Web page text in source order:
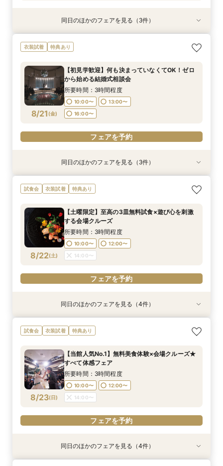
8/20(木)
【30名様以下のシンプルW】和洋3挙式場×少人
数専用ホール見学
10:00〜
13:00〜
16:00〜
フェアを予約
8/20(木)
結婚式をもっと気軽＆自由に☆会費制パーティー
相談会☆
10:00〜
13:00〜
16:00〜
フェアを予約
特典あり
8/20(木)
【初見学歓迎】何も決まっていなくてOK！ゼロ
から始める結婚式相談会
10:00〜
13:00〜
16:00〜
フェアを予約
同日のほかのフェアを見る（3件）
衣装試着 特典あり
8/21 (金)
【初見学歓迎】何も決まっていなくてOK！ゼロ
から始める結婚式相談会
所要時間：3時間程度
10:00〜
13:00〜
16:00〜
フェアを予約
8/21(金)
【30名様以下のシンプルW】和洋3挙式場×少人
数専用ホール見学
10:00〜
13:00〜
16:00〜
フェアを予約
8/21(金)
【自宅＆スマホでＯＫ】オンライン相談会★まず
は気軽に♪
11:00〜
14:00〜
18:00〜
フェアを予約
8/21(金)
結婚式をもっと気軽＆自由に☆会費制パーティー
相談会☆
10:00〜
13:00〜
16:00〜
フェアを予約
同日のほかのフェアを見る（3件）
試食会 衣装試着 特典あり
8/22(土)
【土曜限定】至高の3皿無料試食×遊び心を刺激
する会場クルーズ
所要時間：3時間程度
10:00〜
12:00〜
14:00〜
フェアを予約
8/22(土)
【30名様以下のシンプルW】和洋3挙式場×少人
数専用ホール見学
10:00〜
13:00〜
16:00〜
フェアを予約
8/22(土)
【自宅＆スマホでＯＫ】オンライン相談会★まず
は気軽に♪
11:00〜
14:00〜
18:00〜
フェアを予約
8/22(土)
結婚式をもっと気軽＆自由に☆会費制パーティー
相談会☆
10:00〜
13:00〜
16:00〜
フェアを予約
特典あり
8/22(土)
【初見学歓迎】何も決まっていなくてOK！ゼロ
から始める結婚式相談会
10:00〜
13:00〜
16:00〜
フェアを予約
同日のほかのフェアを見る（4件）
試食会 衣装試着 特典あり
8/23(日)
【当館人気No.1】無料美食体験×会場クルーズ★
すべて体感フェア
所要時間：3時間程度
10:00〜
12:00〜
14:00〜
フェアを予約
特典あり同日のほかのフェアを見る（4件）